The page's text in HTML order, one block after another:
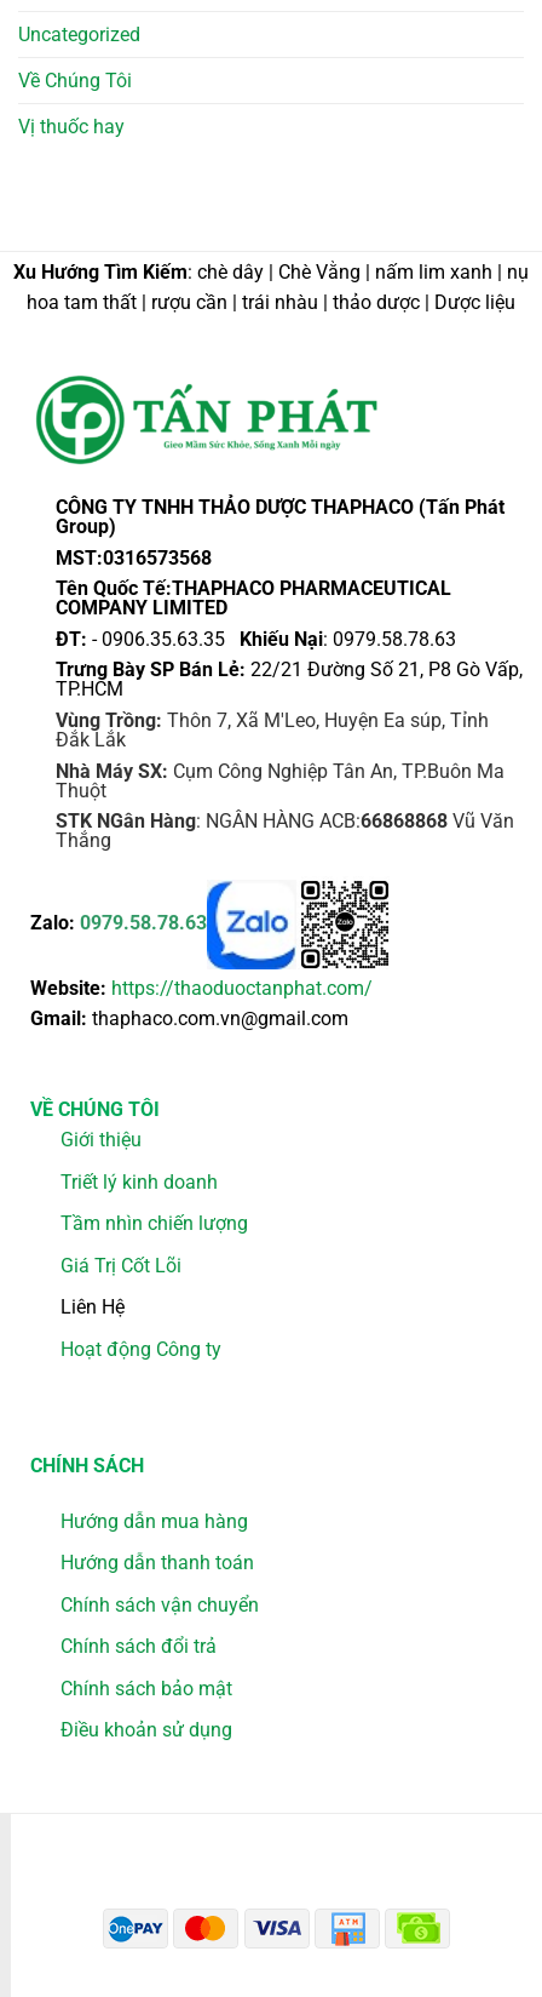
Uncategorized
Về Chúng Tôi
Vị thuốc hay
Xu Hướng Tìm Kiếm: chè dây | Chè Vằng | nấm lim xanh | nụ
hoa tam thất | rượu cần | trái nhàu | thảo dược | Dược liệu
CÔNG TY TNHH THẢO DƯỢC THAPHACO (Tấn Phát
Group)
MST:0316573568
Tên Quốc Tế:THAPHACO PHARMACEUTICAL
COMPANY LIMITED
ĐT: - 0906.35.63.35 Khiếu Nại: 0979.58.78.63
Trưng Bày SP Bán Lẻ: 22/21 Đường Số 21, P8 Gò Vấp,
TP.HCM
Vùng Trồng: Thôn 7, Xã M'Leo, Huyện Ea súp, Tỉnh
Đắk Lắk
Nhà Máy SX: Cụm Công Nghiệp Tân An, TP.Buôn Ma
Thuột
STK NGân Hàng: NGÂN HÀNG ACB:66868868Vũ Văn
Thắng
Zalo: 0979.58.78.63
Website: https://thaoduoctanphat.com/
Gmail: thaphaco.com.vn@gmail.com
VỀ CHÚNG TÔI
Giới thiệu
Triết lý kinh doanh
Tầm nhìn chiến lượng
Giá Trị Cốt Lõi
Liên Hệ
Hoạt động Công ty
CHÍNH SÁCH
Hướng dẫn mua hàng
Hướng dẫn thanh toán
Chính sách vận chuyển
Chính sách đổi trả
Chính sách bảo mật
Điều khoản sử dụng